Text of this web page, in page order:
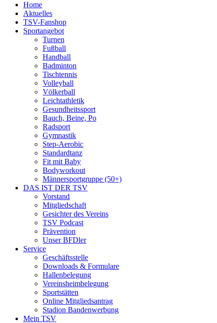
Home
Aktuelles
TSV-Fanshop
Sportangebot
Turnen
Fußball
Handball
Badminton
Tischtennis
Volleyball
Völkerball
Leichtathletik
Gesundheitssport
Bauch, Beine, Po
Radsport
Gymnastik
Step-Aerobic
Standardtanz
Fit mit Baby
Bodyworkout
Männersportgruppe (50+)
DAS IST DER TSV
Vorstand
Mitgliedschaft
Gesichter des Vereins
TSV Podcast
Prävention
Unser BFDler
Service
Geschäftsstelle
Downloads & Formulare
Hallenbelegung
Vereinsheimbelegung
Sportstätten
Online Mitgliedsantrag
Stadion Bandenwerbung
Mein TSV